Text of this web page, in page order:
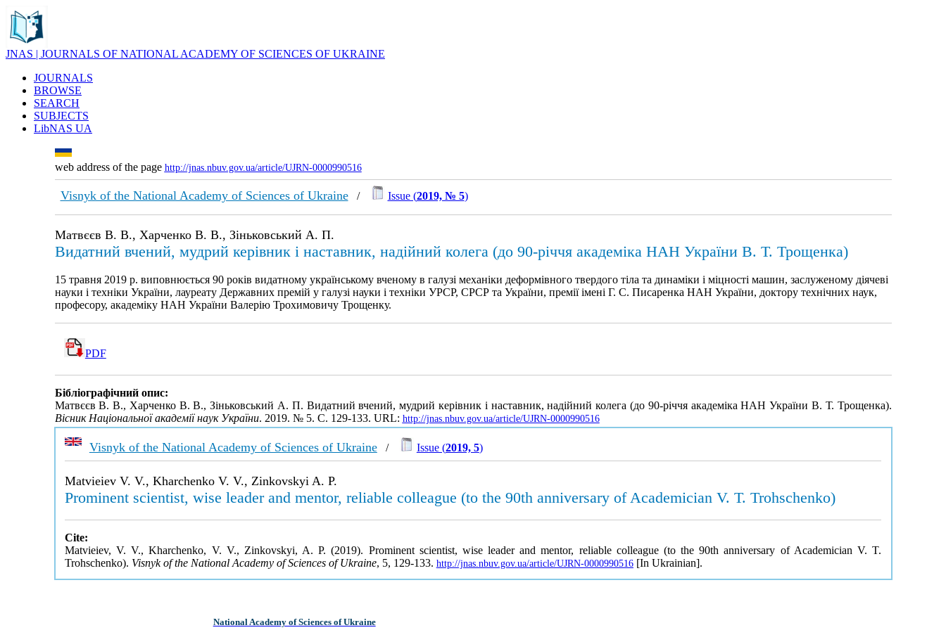
JNAS | JOURNALS OF NATIONAL ACADEMY OF SCIENCES OF UKRAINE
JOURNALS
BROWSE
SEARCH
SUBJECTS
LibNAS UA
web address of the page http://jnas.nbuv.gov.ua/article/UJRN-0000990516
Visnyk of the National Academy of Sciences of Ukraine/ Issue (2019, № 5)
Матвєєв В. В., Харченко В. В., Зіньковський А. П.
Видатний вчений, мудрий керівник і наставник, надійний колега (до 90-річчя академіка НАН України В. Т. Трощенка)
15 травня 2019 р. виповнюється 90 років видатному українському вченому в галузі механіки деформівного твердого тіла та динаміки і міцності машин, заслуженому діячеві
науки і техніки України, лауреату Державних премій у галузі науки і техніки УРСР, СРСР та України, премії імені Г. С. Писаренка НАН України, доктору технічних наук,
професору, академіку НАН України Валерію Трохимовичу Трощенку.
PDF
Бібліографічний опис:
Матвєєв В. В., Харченко В. В., Зіньковський А. П. Видатний вчений, мудрий керівник і наставник, надійний колега (до 90-річчя академіка НАН України В. Т. Трощенка).
Вісник Національної академії наук України. 2019. № 5. С. 129-133. URL: http://jnas.nbuv.gov.ua/article/UJRN-0000990516
Visnyk of the National Academy of Sciences of Ukraine/ Issue (2019, 5)
Matvieiev V. V., Kharchenko V. V., Zinkovskyi A. P.
Prominent scientist, wise leader and mentor, reliable colleague (to the 90th anniversary of Academician V. T. Trohschenko)
Cite:
Matvieiev, V. V., Kharchenko, V. V., Zinkovskyi, A. P. (2019). Prominent scientist, wise leader and mentor, reliable colleague (to the 90th anniversary of Academician V. T.
Trohschenko). Visnyk of the National Academy of Sciences of Ukraine, 5, 129-133. http://jnas.nbuv.gov.ua/article/UJRN-0000990516[In Ukrainian].
National Academy of Sciences of Ukraine